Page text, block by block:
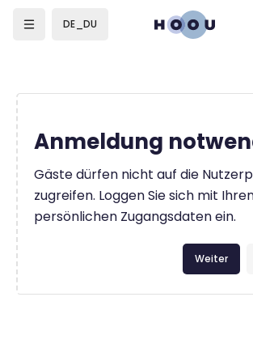
DE_DU
Anmeldung
Gäste dürfen nicht auf die
zugreifen. Loggen Sie sich mit
persönlichen Zugangsdaten ein.
Weiter